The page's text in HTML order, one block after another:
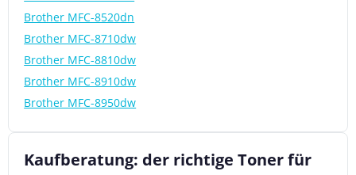
Brother MFC-8520dn
Brother MFC-8710dw
Brother MFC-8810dw
Brother MFC-8910dw
Brother MFC-8950dw
Kaufberatung: der richtige Toner für